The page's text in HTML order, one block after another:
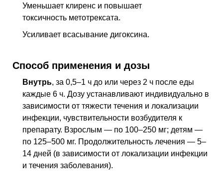
Уменьшает клиренс и повышает
токсичность метотрексата.
Усиливает всасывание дигоксина.
Способ применения и дозы
Внутрь, за 0,5–1 ч до или через 2 ч после еды
каждые 6 ч. Дозу устанавливают индивидуально в
зависимости от тяжести течения и локализации
инфекции, чувствительности возбудителя к
препарату. Взрослым — по 100–250 мг; детям —
по 125–500 мг. Продолжительность лечения — 5–
14 дней (в зависимости от локализации инфекции
и течения заболевания).